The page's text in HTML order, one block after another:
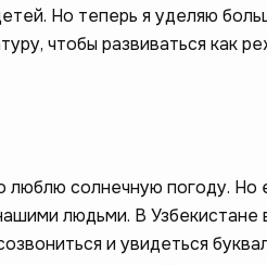
Но теперь я уделяю
чтобы развиваться как
люблю солнечную погоду.
людьми. В Узбекистане
и увидеться